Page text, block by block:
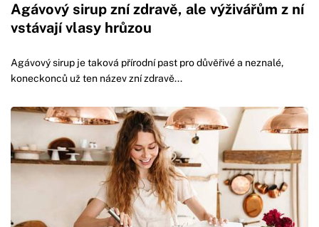
Agávový sirup zní zdravě, ale výživářům z ní
vstávají vlasy hrůzou
Agávový sirup je taková přírodní past pro důvěřivé a neznalé,
koneckonců už ten název zní zdravě...